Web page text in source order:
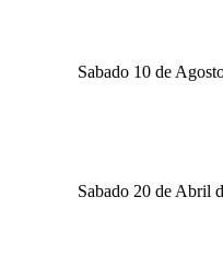
Sabado 10 de
Sabado 20 de Abril